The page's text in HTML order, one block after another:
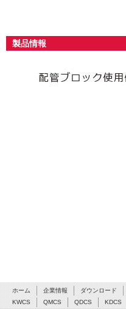
製品情報
ホーム 企業情報 ダウンロード
KWCS
QMCS QDCS KDCS